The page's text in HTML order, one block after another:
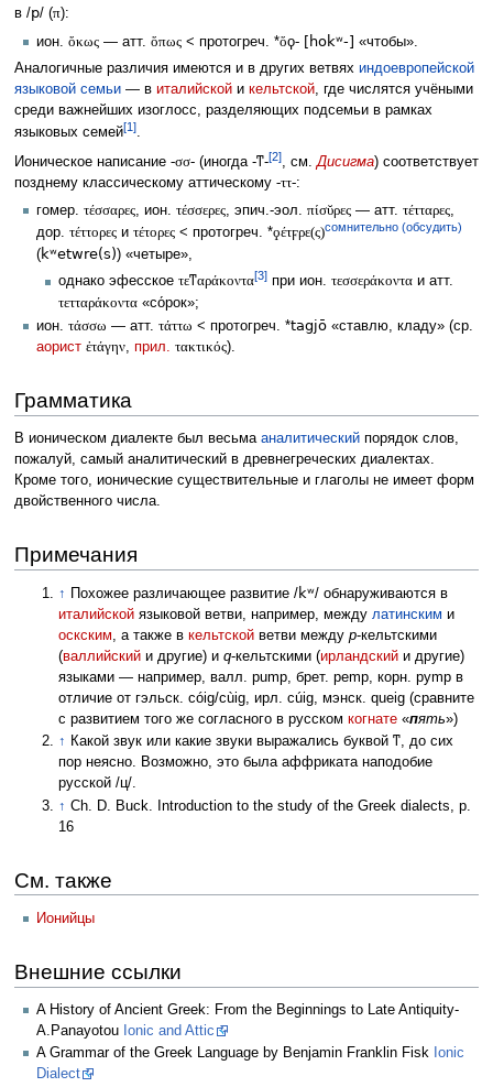
в /p/ (π):
ион. ὄκως — атт. ὅπως < протогреч. *ὅϙ- [hokʷ-] «чтобы».
Аналогичные различия имеются и в других ветвях индоевропейской
языковой семьи— в италийскойи кельтской, где числятся учёными
среди важнейших изоглосс, разделяющих подсемьи в рамках
языковых семей[1].
Ионическое написание -σσ-(иногда -ͳ-[2], см.Дисигма) соответствует
позднему классическому аттическому -ττ-:
гомер. τέσσαρες, ион. τέσσερες, эпич.-эол. πίσῠρες — атт. τέτταρες,
дор. τέττορες и τέτορες < протогреч. *ϙέτϝρε(ς)сомнительно (обсудить)
(kʷetwre(s)) «четыре»,
однако эфесскоеτεͳαράκοντα[3] при ион.τεσσεράκοντα и атт.
τετταράκοντα «со́рок»;
ион. τάσσω — атт. τάττω < протогреч. *tagjō «ставлю, кладу» (ср.
аорист ἐτάγην прил. τακτικός).
Грамматика
В ионическом диалекте был весьма аналитическийпорядок слов,
пожалуй, самый аналитический в древнегреческих диалектах.
Кроме того, ионические существительные и глаголы не имеет форм
двойственного числа.
Примечания
↑ Похожее различающее развитие /kʷ/ обнаруживаются в
италийской языковой ветви, например, междулатинским и
оскским, а также вкельтской ветви междуp‑кельтскими
(валлийский и другие) иq‑кельтскими (ирландский и другие)
языками — например, валл. pump, брет. pemp, корн. pymp в
отличие от гэльск. cóig/cùig, ирл. cúig, мэнск. queig (сравните
с развитием того же согласного в русскомкогнате «пять»)
↑ Какой звук или какие звуки выражались буквойͳ, до сих
пор неясно. Возможно, это была аффриката наподобие
русской /ц/.
↑ Ch. D. Buck. Introduction to the study of the Greek dialects, p.
16
См. также
Ионийцы
Внешние ссылки
A History of Ancient Greek: From the Beginnings to Late Antiquity-
A.Panayotou Ionic and Attic
A Grammar of the Greek Language by Benjamin Franklin Fisk Ionic
Dialect